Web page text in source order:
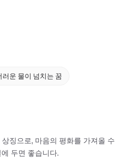
러운 물이 넘치는 꿈
징으로, 마음의 평화를 가져올 수
두면 좋습니다.